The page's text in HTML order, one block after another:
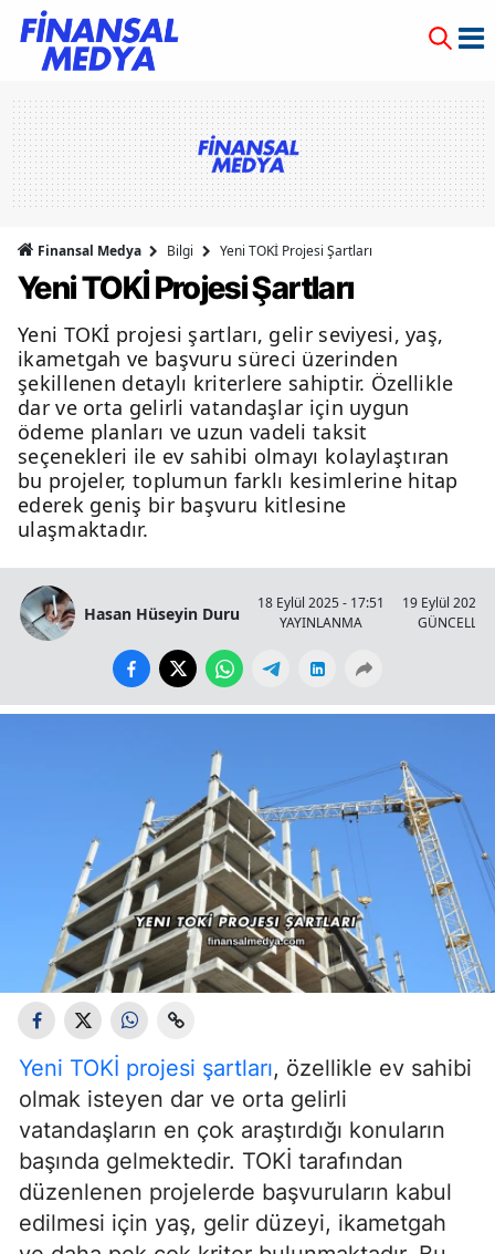
Finansal Medya Bilgi Yeni TOKİ Projesi Şartları
Yeni TOKİ Projesi Şartları
Yeni TOKİ projesi şartları, gelir seviyesi, yaş,
ikametgah ve başvuru süreci üzerinden
şekillenen detaylı kriterlere sahiptir. Özellikle
dar ve orta gelirli vatandaşlar için uygun
ödeme planları ve uzun vadeli taksit
seçenekleri ile ev sahibi olmayı kolaylaştıran
bu projeler, toplumun farklı kesimlerine hitap
ederek geniş bir başvuru kitlesine
ulaşmaktadır.
Hasan Hüseyin Duru
18 Eylül 2025 - 17:51
YAYINLANMA
19 Eylül 2025
Yeni TOKİ projesi şartları, özellikle ev sahibi
olmak isteyen dar ve orta gelirli
vatandaşların en çok araştırdığı konuların
başında gelmektedir. TOKİ tarafından
düzenlenen projelerde başvuruların kabul
edilmesi için yaş, gelir düzeyi, ikametgah